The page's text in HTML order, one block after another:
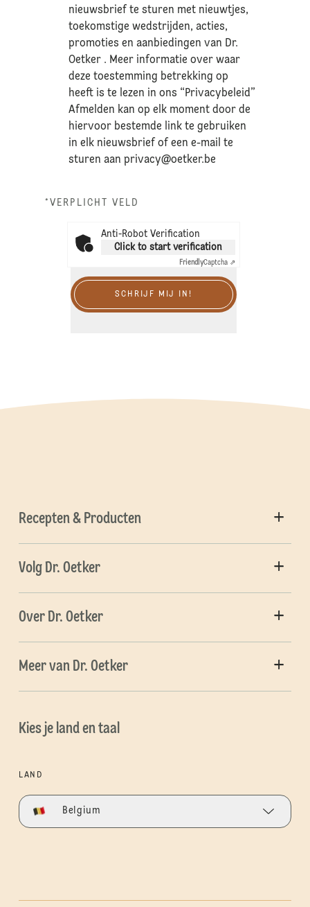
nieuwsbrief te sturen met nieuwtjes,
toekomstige wedstrijden, acties,
promoties en aanbiedingen van Dr.
Oetker . Meer informatie over waar
deze toestemming betrekking op
heeft is te lezen in ons “Privacybeleid”
Afmelden kan op elk moment door de
hiervoor bestemde link te gebruiken
in elk nieuwsbrief of een e-mail te
sturen aanprivacy@oetker.be
*VERPLICHT VELD
Anti-Robot Verification
Click to start verification
FriendlyCaptcha ⇗
SCHRIJF MIJ IN!
Recepten & Producten
Volg Dr. Oetker
Over Dr. Oetker
Meer van Dr. Oetker
Kies je land en taal
LAND
Belgium